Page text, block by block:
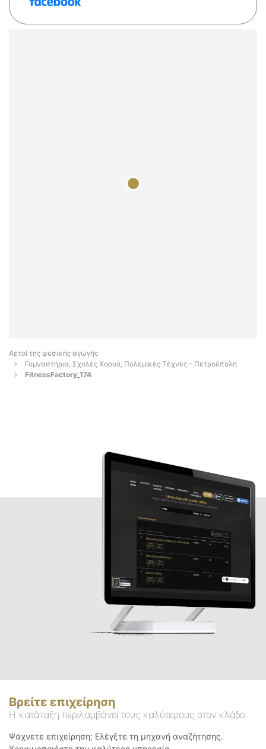
Αετοί της φυσικής αγωγής
Γυμναστήρια, Σχολές Χορού, Πολεμικές Τέχνες - Πετρούπολη
FitnessFactory_174
Βρείτε επιχείρηση
Η κατάταξη περιλαμβάνει τους καλύτερους στον κλάδο
Ψάχνετε επιχείρηση; Ελέγξτε τη μηχανή αναζήτησης.